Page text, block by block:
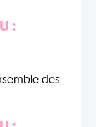
:
des